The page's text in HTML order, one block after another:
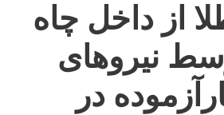
از داخل چاه
نیروهای
در